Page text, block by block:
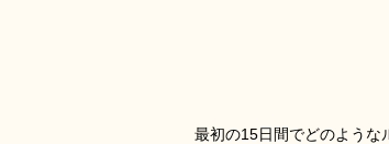
最初の15日間でどのような